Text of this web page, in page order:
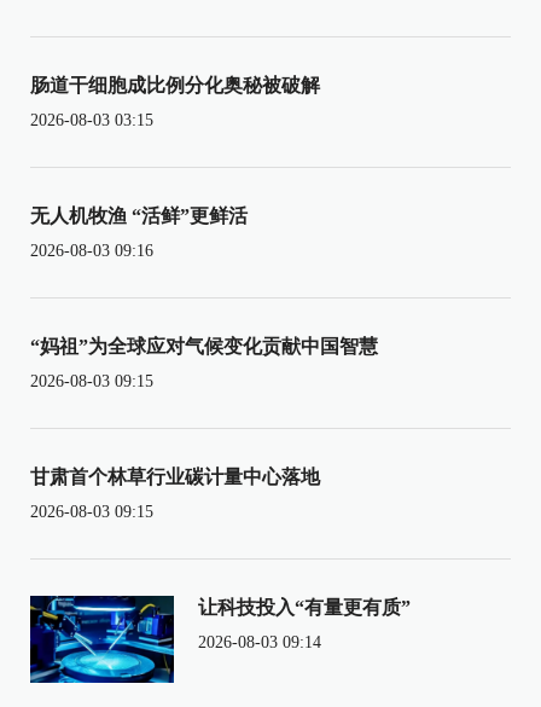
肠道干细胞成比例分化奥秘被破解
2026-08-03 03:15
无人机牧渔 “活鲜”更鲜活
2026-08-03 09:16
“妈祖”为全球应对气候变化贡献中国智慧
2026-08-03 09:15
甘肃首个林草行业碳计量中心落地
2026-08-03 09:15
让科技投入“有量更有质”
2026-08-03 09:14